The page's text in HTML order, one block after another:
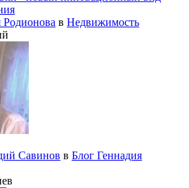
в Недвижимость
Савинов в Блог Геннадия